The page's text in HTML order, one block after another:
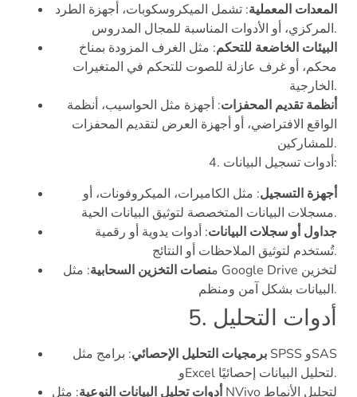
المعدات المعملية: تشمل الميكروسكوبات، أجهزة الطرد
المركزي، أو الأدوات المناسبة للمجال المدروس.
البيئات الخاضعة للتحكم: مثل الغرف المزودة بمناخ
محكم، أو غرف عازلة للصوت للتحكم في المتغيرات
الخارجية.
أنظمة تقديم المحفزات: أجهزة مثل الحواسيب، أنظمة
الواقع الافتراضي، أو أجهزة العرض لتقديم المحفزات
للمشاركين.
4. أدوات تسجيل البيانات:
أجهزة التسجيل: مثل الكاميرات، الميكروفونات، أو
مسجلات البيانات المتخصصة لتوثيق البيانات الحية.
جداول أو سجلات البيانات: أدوات يدوية أو رقمية
تُستخدم لتوثيق الملاحظات أو النتائج.
منصات التخزين السحابية: مثل Google Drive لتخزين
البيانات بشكل آمن ومنظم.
5. أدوات التحليل
برمجيات التحليل الإحصائي: برامج مثل SPSS وSAS
وExcel لتحليل البيانات إحصائيًا.
أدوات تحليل البيانات النوعية: مثل NVivo لتحليل الأنماط